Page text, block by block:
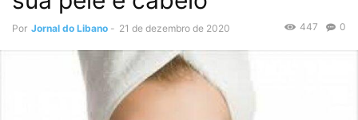
Por Jornal do Libano - 21 de dezembro de 2020 0
447